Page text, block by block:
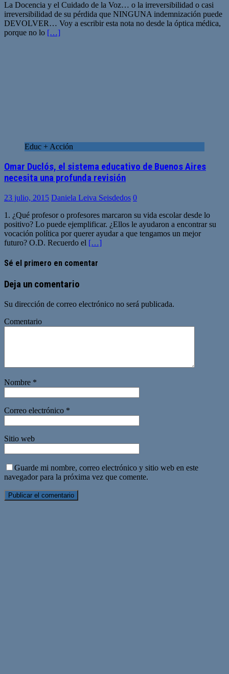
La Docencia y el Cuidado de la Voz… o la irreversibilidad o casi
irreversibilidad de su pérdida que NINGUNA indemnización puede
DEVOLVER… Voy a escribir esta nota no desde la óptica médica,
porque no lo […]
Educ + Acción
Omar Duclós, el sistema educativo de Buenos Aires
necesita una profunda revisión
23 julio, 2015 Daniela Leiva Seisdedos 0
1. ¿Qué profesor o profesores marcaron su vida escolar desde lo
positivo? Lo puede ejemplificar. ¿Ellos le ayudaron a encontrar su
vocación política por querer ayudar a que tengamos un mejor
futuro? O.D. Recuerdo el […]
Sé el primero en comentar
Deja un comentario
Su dirección de correo electrónico no será publicada.
Comentario
Nombre *
Correo electrónico *
Sitio web
Guarde mi nombre, correo electrónico y sitio web en este
navegador para la próxima vez que comente.